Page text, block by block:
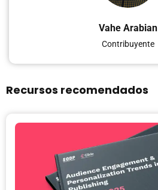
Vahe Arabian
Contribuyente
Recursos recomendados